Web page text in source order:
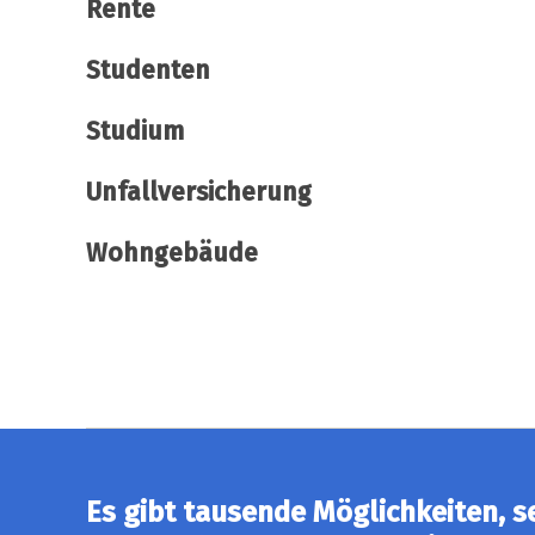
Rente
Studenten
Studium
Unfallversicherung
Wohngebäude
Es gibt tausende Möglichkeiten,